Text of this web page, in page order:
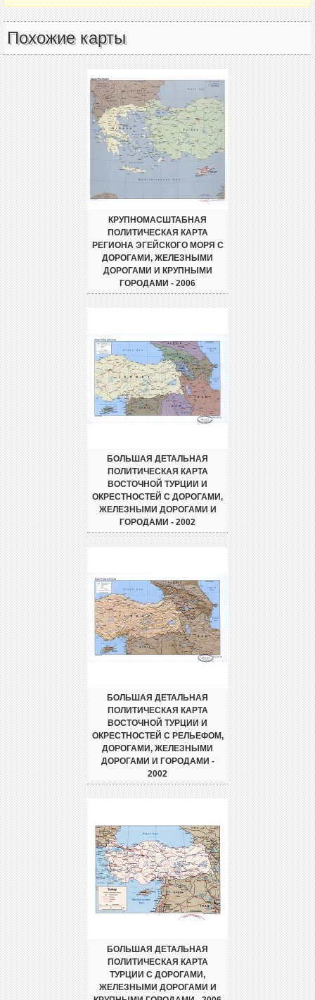
Похожие карты
КРУПНОМАСШТАБНАЯ
ПОЛИТИЧЕСКАЯ КАРТА
РЕГИОНА ЭГЕЙСКОГО МОРЯ С
ДОРОГАМИ, ЖЕЛЕЗНЫМИ
ДОРОГАМИ И КРУПНЫМИ
ГОРОДАМИ - 2006
БОЛЬШАЯ ДЕТАЛЬНАЯ
ПОЛИТИЧЕСКАЯ КАРТА
ВОСТОЧНОЙ ТУРЦИИ И
ОКРЕСТНОСТЕЙ С ДОРОГАМИ,
ЖЕЛЕЗНЫМИ ДОРОГАМИ И
ГОРОДАМИ - 2002
БОЛЬШАЯ ДЕТАЛЬНАЯ
ПОЛИТИЧЕСКАЯ КАРТА
ВОСТОЧНОЙ ТУРЦИИ И
ОКРЕСТНОСТЕЙ С РЕЛЬЕФОМ,
ДОРОГАМИ, ЖЕЛЕЗНЫМИ
ДОРОГАМИ И ГОРОДАМИ -
2002
БОЛЬШАЯ ДЕТАЛЬНАЯ
ПОЛИТИЧЕСКАЯ КАРТА
ТУРЦИИ С ДОРОГАМИ,
ЖЕЛЕЗНЫМИ ДОРОГАМИ И